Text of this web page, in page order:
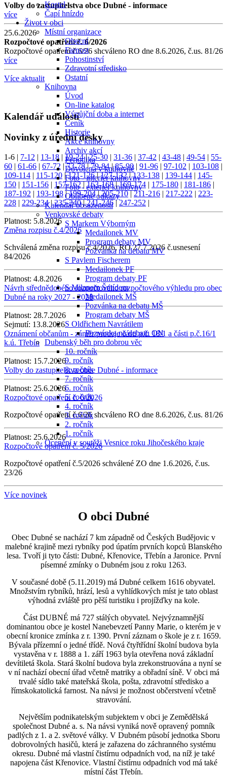
Kostel
Čapí hnízdo
Život v obci
Místní organizace
Obecní
Farnost
Pohostinství
Zdravotní středisko
Ostatní
Knihovna
Úvod
On-line katalog
Výpůjční doba a internet
Ceník
Historie
Akce knihovny
Archiv akcí
Periodika
Dovolená v knihovně
Foto - interiér knihovny
Foto - exteriér knihovny
Oblíbené odkazy
Kalendář obsazenosti
Venkovské debaty
S Markem Výborným
Medailonek MV
Program debaty MV
Pozvánka na debatu MV
S Pavlem Fischerem
Medailonek PF
Program debaty PF
S Milanem Šmídem
Medailonek MŠ
Pozvánka na debatu MŠ
Program debaty MŠ
S Oldřichem Navrátilem
Pozvánka na debatu ON
Dubenský běh pro dobrou věc
10. ročník
9. ročník
8. ročník
7. ročník
6. ročník
5. ročník
4. ročník
3. ročník
2. ročník
1. ročník
Ocenění v soutěži Vesnice roku Jihočeského kraje
Volby do zastupitelstva obce Dubné - informace
více
25.6.2026
Rozpočtové opatření č. 6/2026
Rozpočtové opatření č.6/26 shcváleno RO dne 8.6.2026, č.us. 81/26
více
Více aktualit
Kalendář událostí
Novinky z úřední desky
1-6 | 7-12 | 13-18 | 19-24|25-30 | 31-36 | 37-42 | 43-48 | 49-54 | 55-
60 | 61-66 | 67-72 |73-78|79-84|85-90| 91-96 | 97-102 | 103-108 |
109-114 | 115-120 |121-126|127-132|133-138 | 139-144 | 145-
150 | 151-156 | 157-162|163-168|169-174 | 175-180 | 181-186 |
187-192 | 193-198|199-204|205-210|211-216 | 217-222 | 223-
228 | 229-234|235-240|241-246|247-252 |
Platnost: 5.8.2026
Změna rozpisu č.4/2026
Schválená změna rozpisu č.4/2026, RO 27.7.2026 č.usnesení
84/2026
Platnost: 4.8.2026
Návrh střednědobého rozpočtového rozpočtového výhledu pro obec
Dubné na roky 2027 - 2028
Platnost: 28.7.2026
Sejmutí: 13.8.2026
Oznámení občanům - záměr prodeje části p.č. 18/1 a části p.č.16/1
k.ú. Třebín
Platnost: 15.7.2026
Volby do zastupitelstva obce Dubné - informace
Platnost: 25.6.2026
Rozpočtové opatření č. 6/2026
Rozpočtové opatření č.6/26 shcváleno RO dne 8.6.2026, č.us. 81/26
Platnost: 25.6.2026
Rozpočtové opatření č. 5/2026
Rozpočtové opatření č.5/2026 schválené ZO dne 1.6.2026, č.us.
23/26
Více novinek
O obci Dubné
Obec Dubné se nachází 7 km západně od Českých Budějovic v
malebné krajině mezi rybníky pod úpatím prvních kopců Blanského
lesa. Tvoří ji tyto části: Dubné, Křenovice, Třebín a Jaronice. První
písemné zmínky o Dubném jsou z roku 1263.
V současné době (5.11.2019) má Dubné celkem 1616 obyvatel.
Množstvím rybníků, hrází, lesů a vyhlídkových míst je tato oblast
výhodná zvláště pro pěší turistiku i projížďky na kole.
Část DUBNÉ má 727 stálých obyvatel. Nejvýznamnější
dominantou obce je kostel Nanebevzetí Panny Marie, o kterém je v
obecní kronice zmínka z r. 1390. První záznam o škole je z r. 1659.
Bývala přízemní o jedné třídě. Nová čtyřtřídní školní budova byla
vystavěna v r. 1888 a 1. září 1963 byla otevřena nová základní
devítiletá škola. Stará školní budova byla zrekonstruována a nyní se
v ní nachází obecní úřad včetně matriky a obřadní síně. V obci má
trvalé sídlo také mateřská škola, pošta, zdravotní středisko a
římskokatolická farnost. Na návsi je možnost občerstvení včetně
stravování.
Největším podnikatelským subjektem v obci je Zemědělská
společnost Dubné a. s. Na návsi vyniká nově opravený pomník
padlých z 1. a 2. světové války. V Dubném působí jednotka Sboru
dobrovolných hasičů, která je zařazena do záchranného systému
okresu. Dubné má vlastní čistírnu odpadních vod, na níž je také
napojena část Křenovice. Vlastní čistírnu odpadních vod má také
místní část Třebín.